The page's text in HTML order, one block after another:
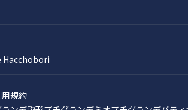
Hacchobori
用規約